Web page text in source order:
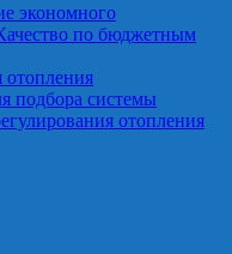
экономного
по бюджетным
отопления
подбора системы
отопления